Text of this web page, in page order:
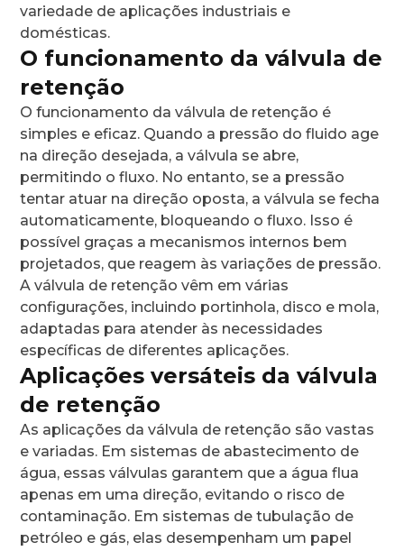
variedade de aplicações industriais e
domésticas.
O funcionamento da válvula de
retenção
O funcionamento da válvula de retenção é
simples e eficaz. Quando a pressão do fluido age
na direção desejada, a válvula se abre,
permitindo o fluxo. No entanto, se a pressão
tentar atuar na direção oposta, a válvula se fecha
automaticamente, bloqueando o fluxo. Isso é
possível graças a mecanismos internos bem
projetados, que reagem às variações de pressão.
A válvula de retenção vêm em várias
configurações, incluindo portinhola, disco e mola,
adaptadas para atender às necessidades
específicas de diferentes aplicações.
Aplicações versáteis da válvula
de retenção
As aplicações da válvula de retenção são vastas
e variadas. Em sistemas de abastecimento de
água, essas válvulas garantem que a água flua
apenas em uma direção, evitando o risco de
contaminação. Em sistemas de tubulação de
petróleo e gás, elas desempenham um papel